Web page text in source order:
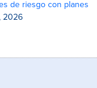
de riesgo con planes
2026